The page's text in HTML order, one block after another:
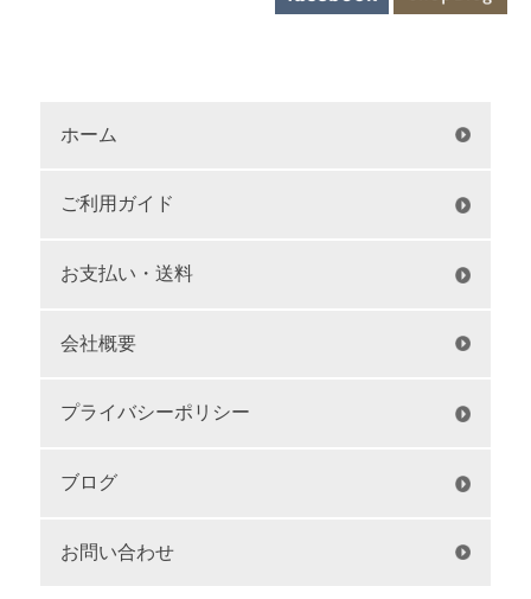
ホーム
ご利用ガイド
お支払い・送料
会社概要
プライバシーポリシー
ブログ
お問い合わせ